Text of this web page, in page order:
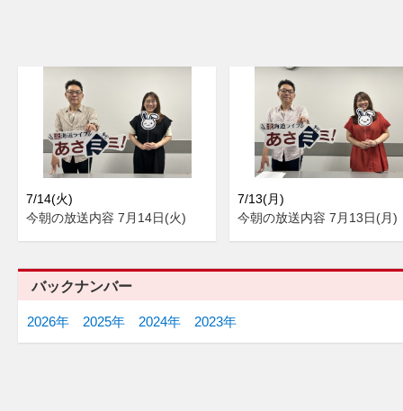
7/14(火)
今朝の放送内容 7月14日(火)
7/13(月)
今朝の放送内容 7月13日(月)
バックナンバー
2026年 2025年 2024年 2023年